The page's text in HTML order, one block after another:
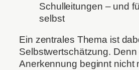
Schulleitungen – und
selbst
Ein zentrales Thema ist
Selbstwertschätzung. Denn
Anerkennung beginnt nicht